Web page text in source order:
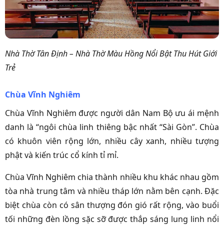
Nhà Thờ Tân Định – Nhà Thờ Màu Hồng Nổi Bật Thu Hút Giới
Trẻ
Chùa Vĩnh Nghiêm
Chùa Vĩnh Nghiêm được người dân Nam Bộ ưu ái mệnh
danh là “ngôi chùa linh thiêng bậc nhất “Sài Gòn”. Chùa
có khuôn viên rộng lớn, nhiều cây xanh, nhiều tượng
phật và kiến trúc cổ kính tỉ mỉ.
Chùa Vĩnh Nghiêm chia thành nhiều khu khác nhau gồm
tòa nhà trung tâm và nhiều tháp lớn nằm bên cạnh. Đặc
biệt chùa còn có sân thượng đón gió rất rộng, vào buổi
tối những đèn lồng sặc sỡ được thắp sáng lung linh nổi